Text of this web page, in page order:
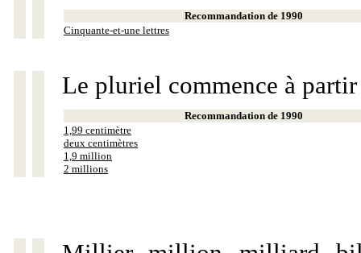
Recommandation de 1990
Cinquante-et-une lettres
Le pluriel commence à
Recommandation de 1990
1,99 centimètre
deux centimètres
1,9 million
2 millions